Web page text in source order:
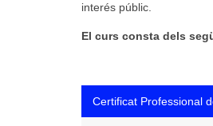
interés públic.
El curs consta dels
Certificat Professional